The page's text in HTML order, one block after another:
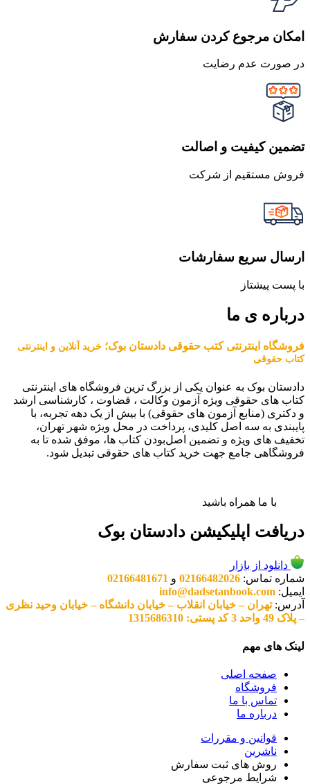
امکان مرجوع کردن سفارش
در صورت عدم رضایت
تضمین کیفیت و اصالت
فروش مستقیم از شرکت
ارسال سریع سفارشات
با پست پیشتاز
درباره ی ما
فروشگاه اینترنتی کتب حقوقی دادستان بوک؛ خرید آنلاین و اینترنتی
کتاب حقوقی
دادستان بوک به عنوان یکی از بزرگ ترین فروشگاه های اینترنتی
کتاب های حقوقی ویژه آزمون وکالت ، قضاوت ، کارشناسی ارشد
و دکتری (منابع آزمون های حقوقی) با بیش از یک دهه تجربه، با
پایبندی به سه اصل کلیدی، پرداخت در محل ویژه شهر تهران،
تخفیف های ویژه و تضمین اصل‌بودن کتاب ها، موفق شده تا به
فروشگاهی جامع جهت خرید کتاب های حقوقی تبدیل شود.
با ما همراه باشید
دریافت اپلیکیشن دادستان بوک
دانلود از بازار
شماره تماس: 02166482026 و 02166481671
ایمیل: info@dadsetanbook.com
آدرس:تهران – خیابان انقلاب – خیابان دانشگاه – خیابان وحید نظری
– پلاک 49 واحد 3 کد پستی: 1315686310
لینک های مهم
صفحه اصلی
فروشگاه
تماس با ما
درباره ما
قوانین و مقررات
ناشرین
روش های ثبت سفارش
شرایط مرجوعی